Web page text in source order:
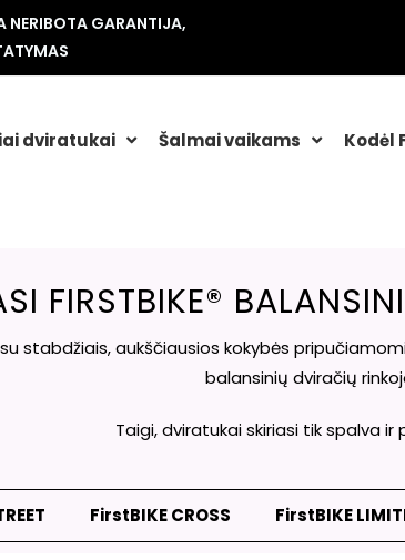
NERIBOTA GARANTIJA,
dviratukai Šalmai vaikams Kodėl
FIRSTBIKE®
stabdžiais, aukščiausios kokybės
balansinių dviračių
Taigi, dviratukai skiriasi tik spalva
FirstBIKE CROSS FirstBIKE